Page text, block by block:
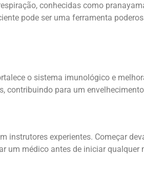
conhecidas como
pode ser uma ferramenta
o sistema imunológico e
contribuindo para um
experientes. Começar
um médico antes de iniciar